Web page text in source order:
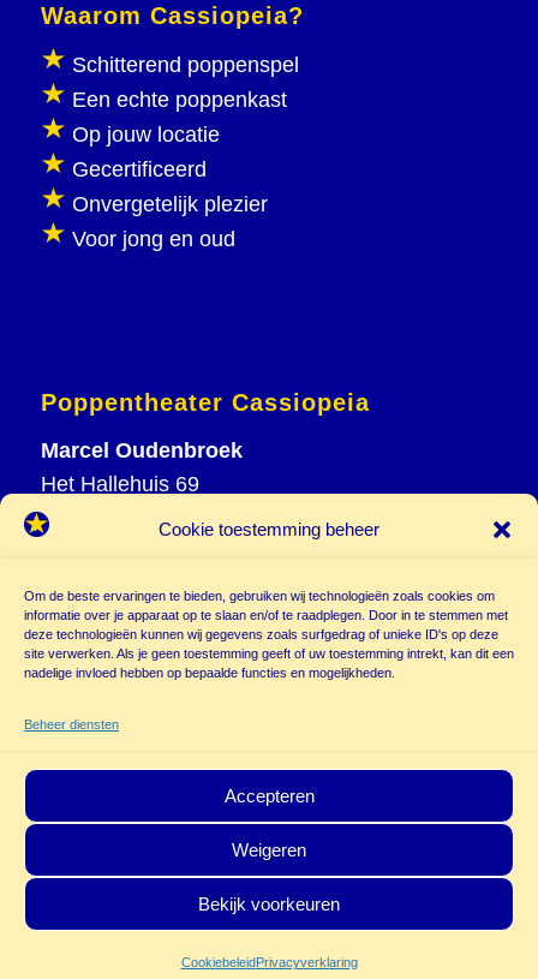
Cookie toestemming beheer
Om de beste ervaringen te bieden, gebruiken wij technologieën zoals cookies om
informatie over je apparaat op te slaan en/of te raadplegen. Door in te stemmen met
deze technologieën kunnen wij gegevens zoals surfgedrag of unieke ID's op deze
site verwerken. Als je geen toestemming geeft of uw toestemming intrekt, kan dit een
nadelige invloed hebben op bepaalde functies en mogelijkheden.
Beheer diensten
Accepteren
Weigeren
Bekijk voorkeuren
CookiebeleidPrivacyverklaring
Waarom Cassiopeia?
Schitterend poppenspel
Een echte poppenkast
Op jouw locatie
Gecertificeerd
Onvergetelijk plezier
Voor jong en oud
Poppentheater Cassiopeia
Marcel Oudenbroek
Het Hallehuis 69
3823 VH Amersfoort
M 06 20 26 94 61
info@
poppentheatercassiopeia.nl
© Copyright - Poppentheater Cassiopeia | Deze site is beschermd door
reCAPTCHA and the GooglePrivacy PolicyenTerms of Servicezijn van